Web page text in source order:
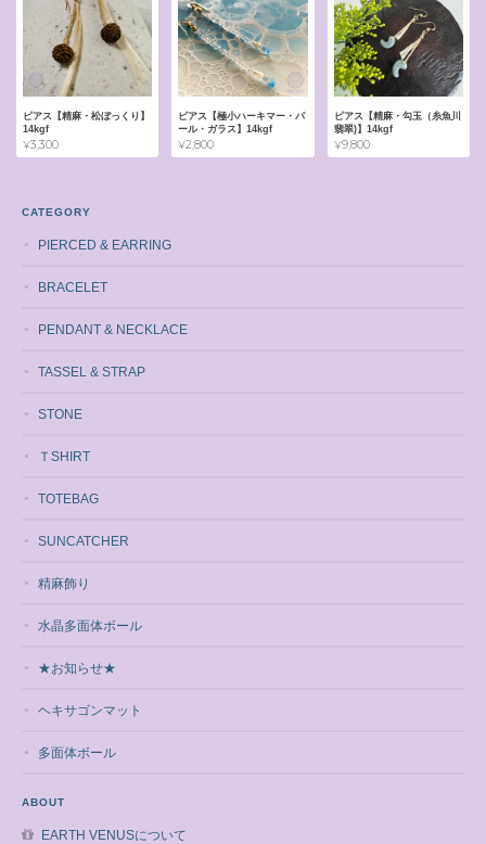
ピアス【精麻・松ぼっくり】
14kgf
¥3,300
ピアス【極小ハーキマー・パ
ール・ガラス】14kgf
¥2,800
ピアス【精麻・勾玉（糸魚川
翡翠)】14kgf
¥9,800
CATEGORY
PIERCED & EARRING
BRACELET
PENDANT & NECKLACE
TASSEL & STRAP
STONE
ＴSHIRT
TOTEBAG
SUNCATCHER
精麻飾り
水晶多面体ボール
★お知らせ★
ヘキサゴンマット
多面体ボール
ABOUT
EARTH VENUSについて